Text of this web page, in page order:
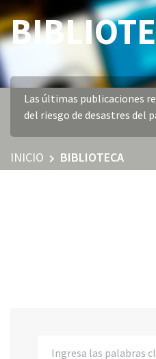
Las últimas publicaciones
del riesgo de desastres del
INICIO BIBLIOTECA